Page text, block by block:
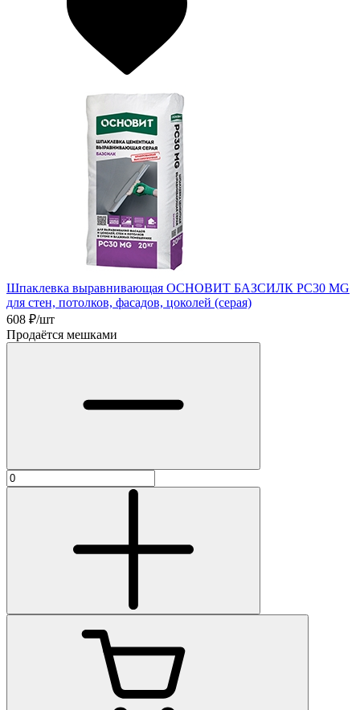
Шпаклевка выравнивающая ОСНОВИТ БАЗСИЛК PC30 MG
для стен, потолков, фасадов, цоколей (серая)
608 ₽/шт
Продаётся мешками